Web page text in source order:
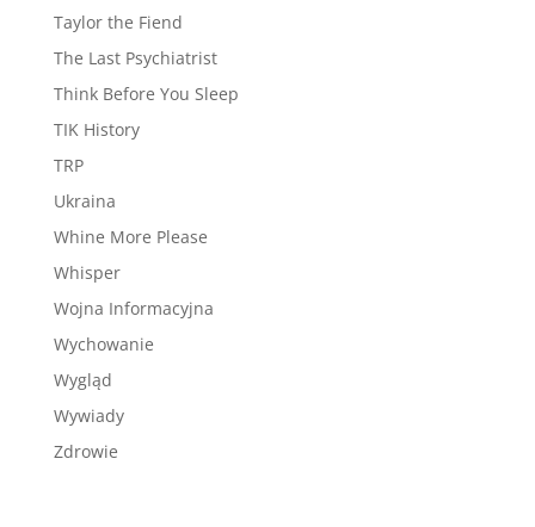
Taylor the Fiend
The Last Psychiatrist
Think Before You Sleep
TIK History
TRP
Ukraina
Whine More Please
Whisper
Wojna Informacyjna
Wychowanie
Wygląd
Wywiady
Zdrowie